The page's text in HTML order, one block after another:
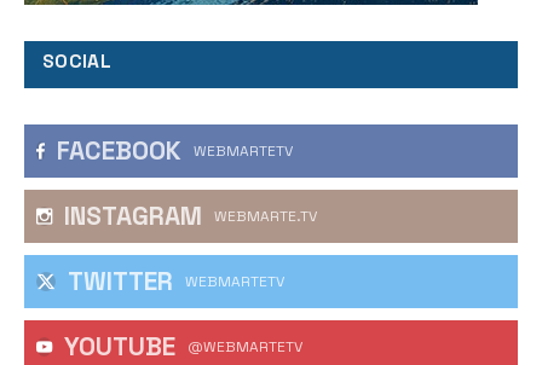
SOCIAL
FACEBOOK WEBMARTETV
INSTAGRAM WEBMARTE.TV
TWITTER WEBMARTETV
YOUTUBE @WEBMARTETV